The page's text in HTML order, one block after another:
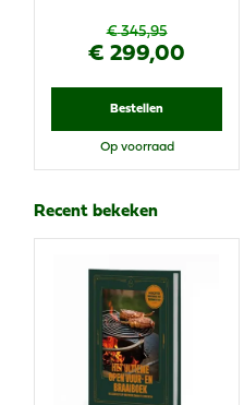
€ 345,95
€ 299,00
Bestellen
Op voorraad
Recent bekeken